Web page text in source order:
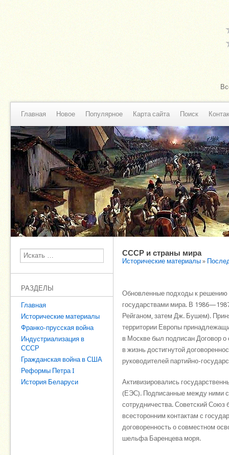
Главная Новое Популярное Карта сайта Поиск
Поиск
РАЗДЕЛЫ
Главная
Исторические материалы
Франко-прусская война
Индустриализация в
СССР
Гражданская война в США
Реформы Петра I
История Беларуси
СССР и страны мира
Исторические материалы »
Обновленные подходы к решению
государствами мира. В
Рейганом, затем Дж. Бушем).
территории Европы
в Москве был подписан Договор
в жизнь достигнутой
руководителей пар­тийно-
Активизировались
(ЕЭС). Подписан­ные между ними
сотрудничества. Советский
всесторонним контактам с
договоренность о со­вместном
шельфа Баренцева моря.